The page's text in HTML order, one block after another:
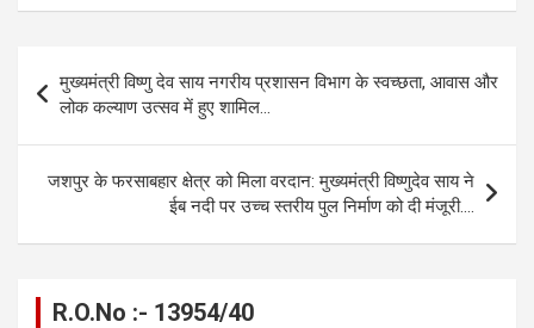
ce
b
o
o
k
se
n
g
er
at
A
p
p
e
a
m
ail py
n
k
ar
navigation
मुख्यमंत्री विष्णु देव साय नगरीय प्रशासन विभाग के स्वच्छता, आवास और
लोक कल्याण उत्सव में हुए शामिल…
जशपुर के फरसाबहार क्षेत्र को मिला वरदान: मुख्यमंत्री विष्णुदेव साय ने
ईब नदी पर उच्च स्तरीय पुल निर्माण को दी मंजूरी….
R.O.No :- 13954/40